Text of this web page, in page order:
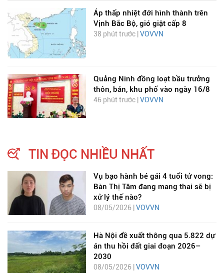
Áp thấp nhiệt đới hình thành trên
Vịnh Bắc Bộ, gió giật cấp 8
38 phút trước | VOVVN
Quảng Ninh đồng loạt bầu trưởng
thôn, bản, khu phố vào ngày 16/8
46 phút trước | VOVVN
TIN ĐỌC NHIỀU NHẤT
Vụ bạo hành bé gái 4 tuổi tử vong:
Bàn Thị Tâm đang mang thai sẽ bị
xử lý thế nào?
08/05/2026 | VOVVN
Hà Nội đề xuất thông qua 5.822 dự
án thu hồi đất giai đoạn 2026–
2030
08/05/2026 | VOVVN